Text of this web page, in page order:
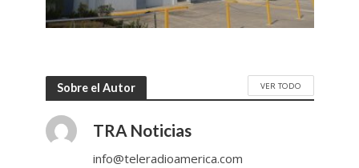
Sobre el Autor VER TODO
TRA Noticias
info@teleradioamerica.com